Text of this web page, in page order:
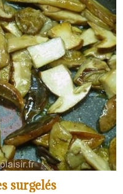
garnir des
culinaire saura
surgelés